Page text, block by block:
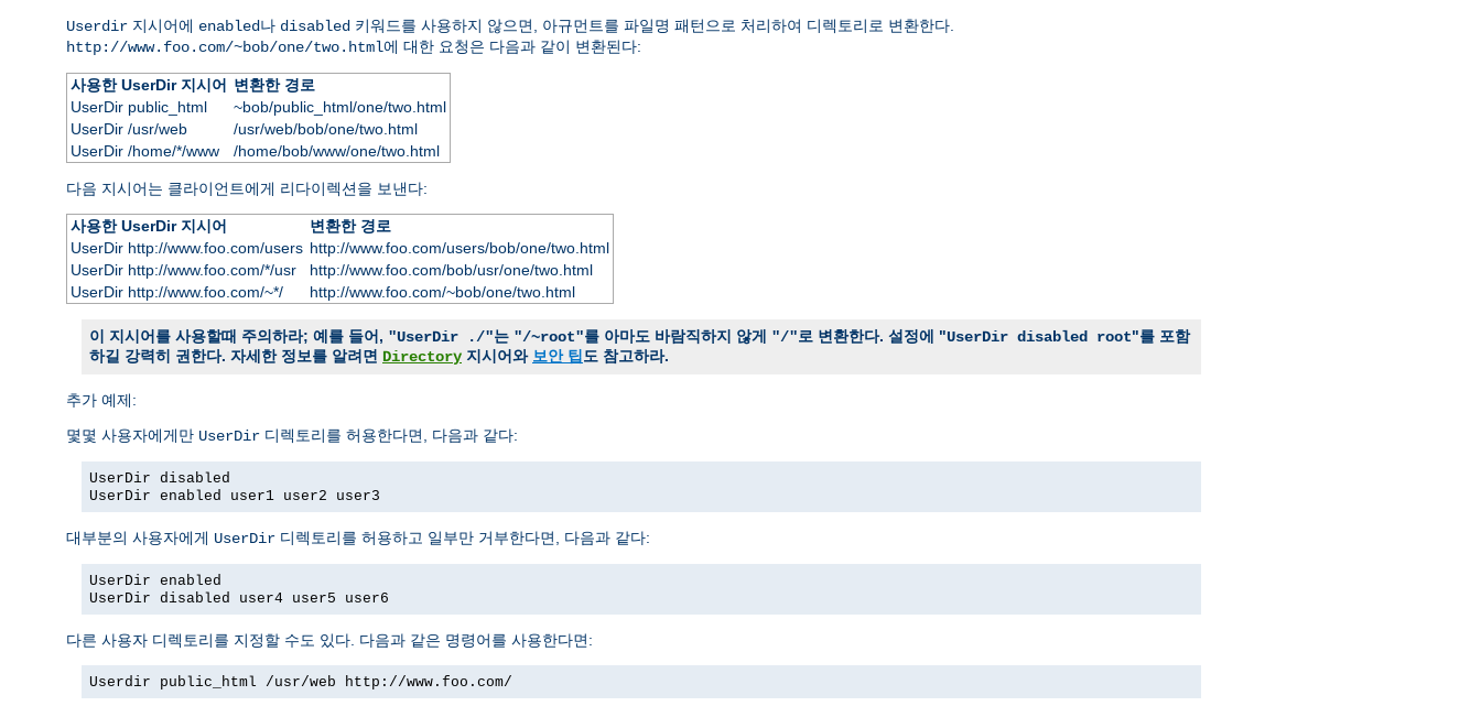
Userdir 지시어에 enabled나 disabled 키워드를 사용하지 않으면, 아규먼트를 파일명 패턴으로 처리하여 디렉토리로 변환한다.
http://www.foo.com/~bob/one/two.html에 대한 요청은 다음과 같이 변환된다:
사용한 UserDir 지시어
변환한 경로
UserDir public_html
~bob/public_html/one/two.html
UserDir /usr/web
/usr/web/bob/one/two.html
UserDir /home/*/www
/home/bob/www/one/two.html
다음 지시어는 클라이언트에게 리다이렉션을 보낸다:
사용한 UserDir 지시어
변환한 경로
UserDir http://www.foo.com/users http://www.foo.com/users/bob/one/two.html
UserDir http://www.foo.com/*/usr
http://www.foo.com/bob/usr/one/two.html
UserDir http://www.foo.com/~*/
http://www.foo.com/~bob/one/two.html
이 지시어를 사용할때 주의하라; 예를 들어, "UserDir ./"는 "/~root"를 아마도 바람직하지 않게 "/"로 변환한다. 설정에 "UserDir disabled root"를 포함
하길 강력히 권한다. 자세한 정보를 알려면 Directory 지시어와 보안 팁 도 참고하라.
추가 예제:
몇몇 사용자에게만 UserDir 디렉토리를 허용한다면, 다음과 같다:
UserDir disabled
UserDir enabled user1 user2 user3
대부분의 사용자에게 UserDir 디렉토리를 허용하고 일부만 거부한다면, 다음과 같다:
UserDir enabled
UserDir disabled user4 user5 user6
다른 사용자 디렉토리를 지정할 수도 있다. 다음과 같은 명령어를 사용한다면:
Userdir public_html /usr/web http://www.foo.com/